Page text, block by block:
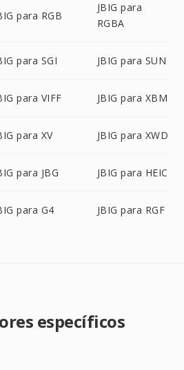
para RGB
JBIG para
RGBA
para SGI JBIG para SUN
para VIFF JBIG para XBM
para XV JBIG para XWD
para JBG JBIG para HEIC
para G4 JBIG para RGF
específicos